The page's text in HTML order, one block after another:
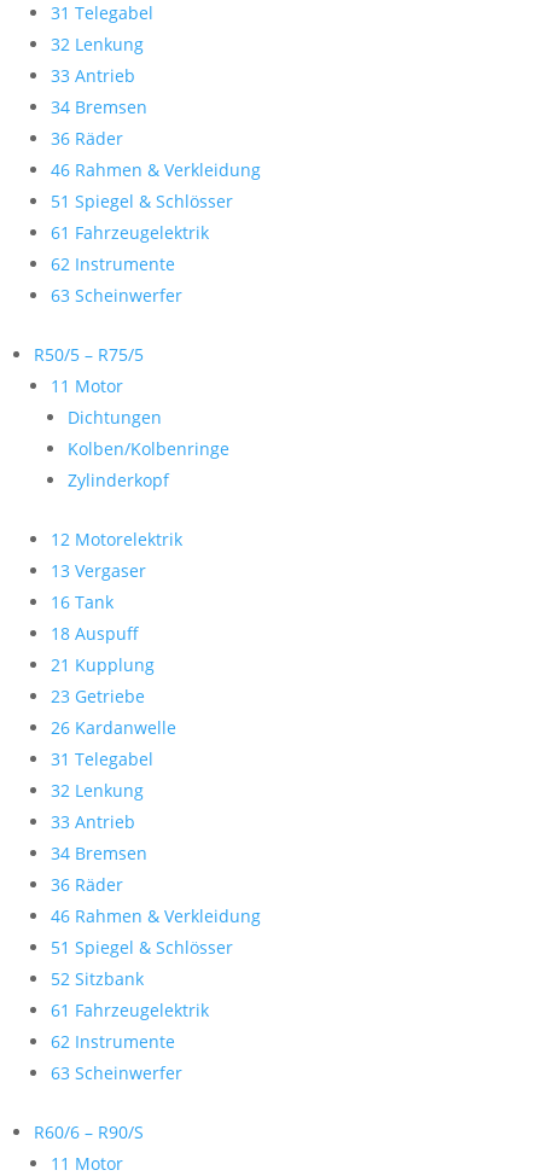
31 Telegabel
32 Lenkung
33 Antrieb
34 Bremsen
36 Räder
46 Rahmen & Verkleidung
51 Spiegel & Schlösser
61 Fahrzeugelektrik
62 Instrumente
63 Scheinwerfer
R50/5 – R75/5
11 Motor
Dichtungen
Kolben/Kolbenringe
Zylinderkopf
12 Motorelektrik
13 Vergaser
16 Tank
18 Auspuff
21 Kupplung
23 Getriebe
26 Kardanwelle
31 Telegabel
32 Lenkung
33 Antrieb
34 Bremsen
36 Räder
46 Rahmen & Verkleidung
51 Spiegel & Schlösser
52 Sitzbank
61 Fahrzeugelektrik
62 Instrumente
63 Scheinwerfer
R60/6 – R90/S
11 Motor